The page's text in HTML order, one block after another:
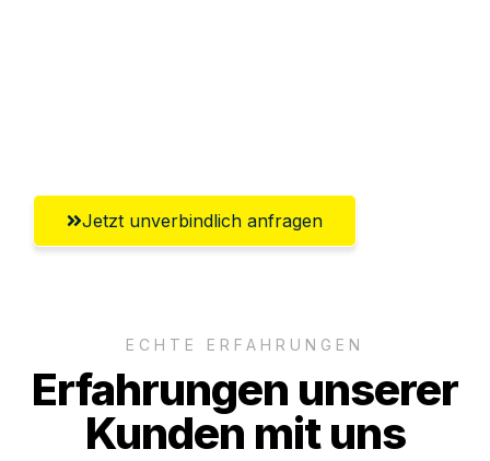
Jetzt unverbindlich anfragen
ECHTE ERFAHRUNGEN
Erfahrungen unserer
Kunden mit uns